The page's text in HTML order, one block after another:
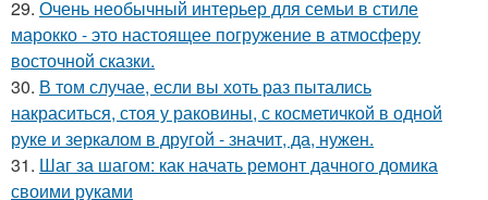
29. Очень необычный интерьер для семьи в стиле
марокко - это настоящее погружение в атмосферу
восточной сказки.
30. В том случае, если вы хоть раз пытались
накраситься, стоя у раковины, с косметичкой в одной
руке и зеркалом в другой - значит, да, нужен.
31. Шаг за шагом: как начать ремонт дачного домика
своими руками